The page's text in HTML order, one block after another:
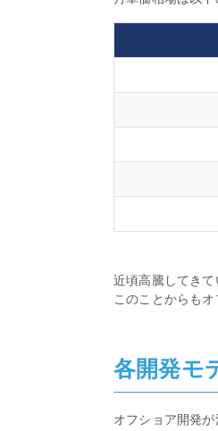
近頃高騰してき
このことからも
各開発モ
オフショア開発